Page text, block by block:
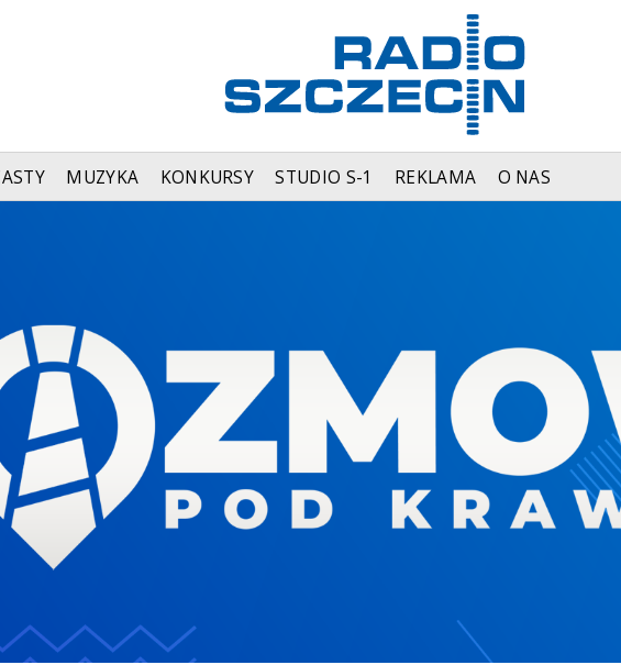
MUZYKA KONKURSY STUDIO S-1 REKLAMA O NAS